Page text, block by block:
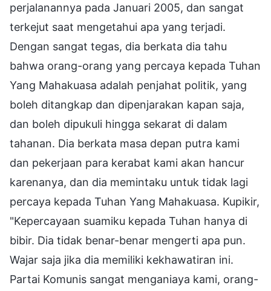
perjalanannya pada Januari 2005, dan sangat
terkejut saat mengetahui apa yang terjadi.
Dengan sangat tegas, dia berkata dia tahu
bahwa orang-orang yang percaya kepada Tuhan
Yang Mahakuasa adalah penjahat politik, yang
boleh ditangkap dan dipenjarakan kapan saja,
dan boleh dipukuli hingga sekarat di dalam
tahanan. Dia berkata masa depan putra kami
dan pekerjaan para kerabat kami akan hancur
karenanya, dan dia memintaku untuk tidak lagi
percaya kepada Tuhan Yang Mahakuasa. Kupikir,
"Kepercayaan suamiku kepada Tuhan hanya di
bibir. Dia tidak benar-benar mengerti apa pun.
Wajar saja jika dia memiliki kekhawatiran ini.
Partai Komunis sangat menganiaya kami, orang-